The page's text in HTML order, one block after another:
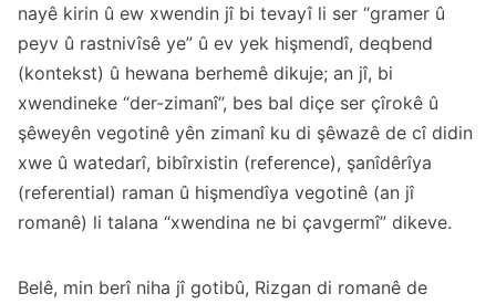
nayê kirin û ew xwendin jî bi tevayî li ser “gramer û
peyv û rastnivîsê ye” û ev yek hişmendî, deqbend
(kontekst) û hewana berhemê dikuje; an jî, bi
xwendineke “der-zimanî”, bes bal diçe ser çîrokê û
şêweyên vegotinê yên zimanî ku di şêwazê de cî didin
xwe û watedarî, bibîrxistin (reference), şanîdêrîya
(referential) raman û hişmendîya vegotinê (an jî
romanê) li talana “xwendina ne bi çavgermî” dikeve.
Belê, min berî niha jî gotibû, Rizgan di romanê de